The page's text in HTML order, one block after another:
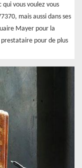
vous voulez vous
mais aussi dans ses
Mayer pour la
pour de plus